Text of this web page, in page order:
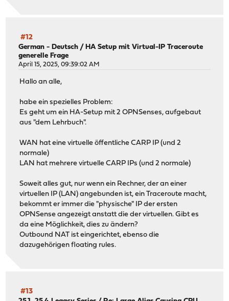
#12
German - Deutsch / HA Setup mit Virtual-IP Traceroute
generelle Frage
April 15, 2025, 09:39:02 AM
Hallo an alle,
habe ein spezielles Problem:
Es geht um ein HA-Setup mit 2 OPNSenses, aufgebaut
aus "dem Lehrbuch".
WAN hat eine virtuelle öffentliche CARP IP (und 2
normale)
LAN hat mehrere virtuelle CARP IPs (und 2 normale)
Soweit alles gut, nur wenn ein Rechner, der an einer
virtuellen IP (LAN) angebunden ist, ein Traceroute macht,
bekommt er immer die "physische" IP der ersten
OPNSense angezeigt anstatt die der virtuellen. Gibt es
da eine Möglichkeit, dies zu ändern?
Outbound NAT ist eingerichtet, ebenso die
dazugehörigen floating rules.
#13